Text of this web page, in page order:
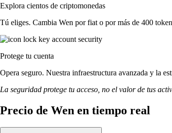
Explora cientos de criptomonedas
Tú eliges. Cambia Wen por fiat o por más de 400
Protege tu cuenta
Opera seguro. Nuestra infraestructura avanzada y la
La seguridad protege tu acceso, no el valor de tus
Precio de Wen en tiempo real